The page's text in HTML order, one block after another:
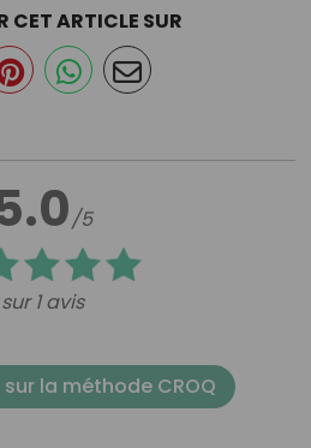
/5
sur 1 avis
CET ARTICLE SUR
la méthode CROQ